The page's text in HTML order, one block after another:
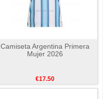
Camiseta Argentina Primera
Mujer 2026
€17.50